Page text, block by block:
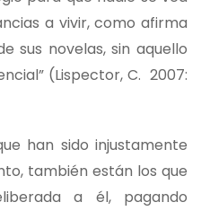
a vivir, como afirma
sus novelas, sin aquello
(Lispector, C. 2007:
han sido injustamente
también están los que
a él, pagando